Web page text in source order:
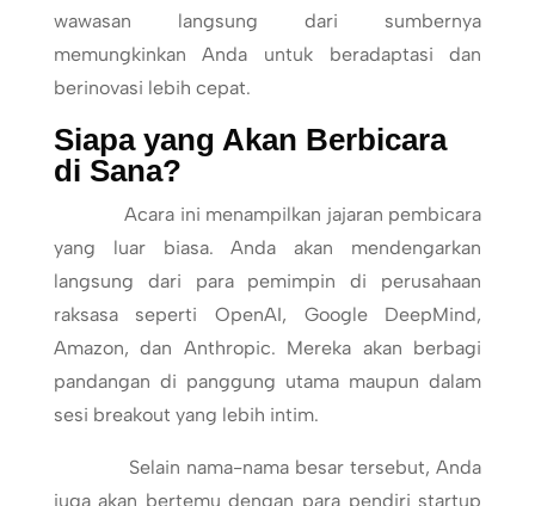
wawasan langsung dari sumbernya
memungkinkan Anda untuk beradaptasi dan
berinovasi lebih cepat.
Siapa yang Akan Berbicara
di Sana?
Acara ini menampilkan jajaran pembicara
yang luar biasa. Anda akan mendengarkan
langsung dari para pemimpin di perusahaan
raksasa seperti OpenAI, Google DeepMind,
Amazon, dan Anthropic. Mereka akan berbagi
pandangan di panggung utama maupun dalam
sesi breakout yang lebih intim.
Selain nama-nama besar tersebut, Anda
juga akan bertemu dengan para pendiri startup